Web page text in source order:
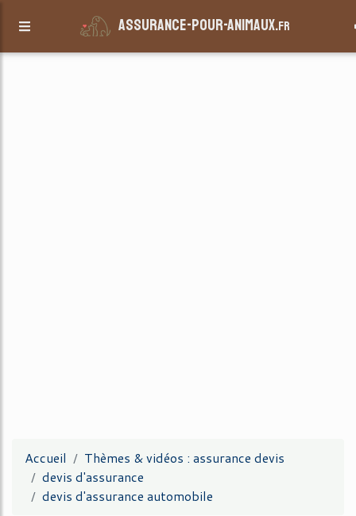
assurance-pour-animaux.fr
Accueil
Thèmes & vidéos : assurance devis
devis d'assurance
devis d'assurance automobile